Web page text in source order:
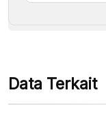
Data Terkait